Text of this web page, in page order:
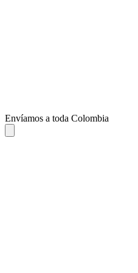
Envíamos a toda Colombia